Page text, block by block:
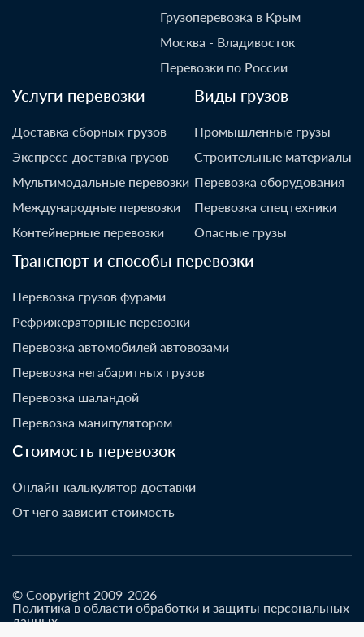
Грузоперевозка в Крым
Москва - Владивосток
Перевозки по России
Услуги перевозки
Доставка сборных грузов
Экспресс-доставка грузов
Мультимодальные перевозки
Международные перевозки
Контейнерные перевозки
Виды грузов
Промышленные грузы
Строительные материалы
Перевозка оборудования
Перевозка спецтехники
Опасные грузы
Транспорт и способы перевозки
Перевозка грузов фурами
Рефрижераторные перевозки
Перевозка автомобилей автовозами
Перевозка негабаритных грузов
Перевозка шаландой
Перевозка манипулятором
Стоимость перевозок
Онлайн-калькулятор доставки
От чего зависит стоимость
© Coopyright 2009-2026
Политика в области обработки и защиты персональных
данных